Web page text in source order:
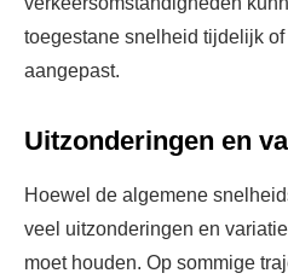
toegestane snelheid tijdelijk
aangepast.
Uitzonderingen en
Hoewel de algemene
veel uitzonderingen en
moet houden. Op sommige